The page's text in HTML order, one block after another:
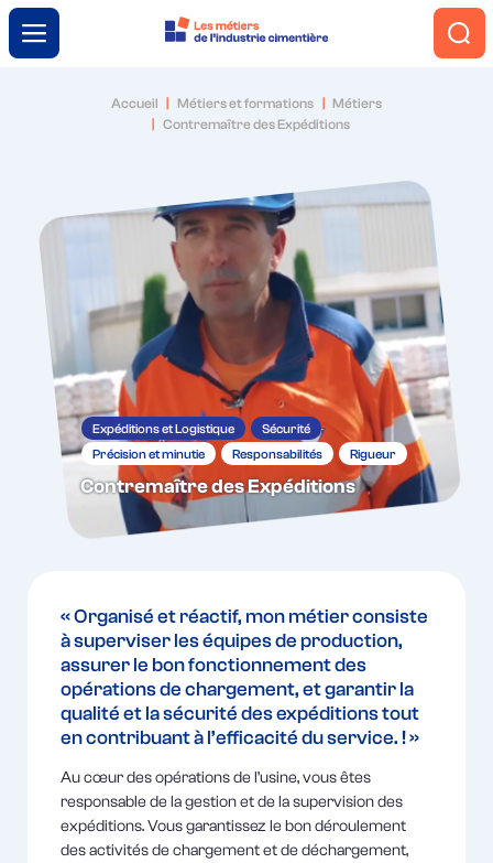
Menu
Engagement et innovation
Le ciment autrement
Métiers et formations
Trouver ma voie
Accueil Métiers et formations
Métiers
Contremaître des Expéditions
Expéditions et Logistique
Sécurité
Précision et minutie
Responsabilités Rigueur
Contremaître des Expéditions
« Organisé et réactif, mon métier consiste
à superviser les équipes de production,
assurer le bon fonctionnement des
opérations de chargement, et garantir la
qualité et la sécurité des expéditions tout
en contribuant à l’efficacité du service. ! »
Au cœur des opérations de l’usine, vous êtes
responsable de la gestion et de la supervision des
expéditions. Vous garantissez le bon déroulement
des activités de chargement et de déchargement,